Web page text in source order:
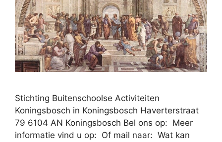
Stichting Buitenschoolse Activiteiten
Koningsbosch in Koningsbosch Haverterstraat
79 6104 AN Koningsbosch Bel ons op: Meer
informatie vind u op: Of mail naar: Wat kan